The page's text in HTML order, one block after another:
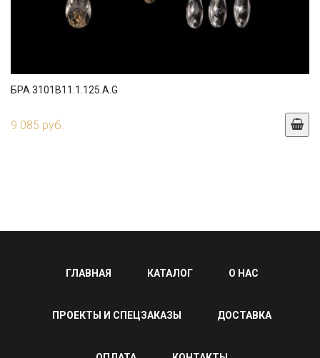
БРА 3101B11.1.125.A.G
9 085 руб.
ГЛАВНАЯ КАТАЛОГ О НАС
ПРОЕКТЫ И СПЕЦЗАКАЗЫ ДОСТАВКА